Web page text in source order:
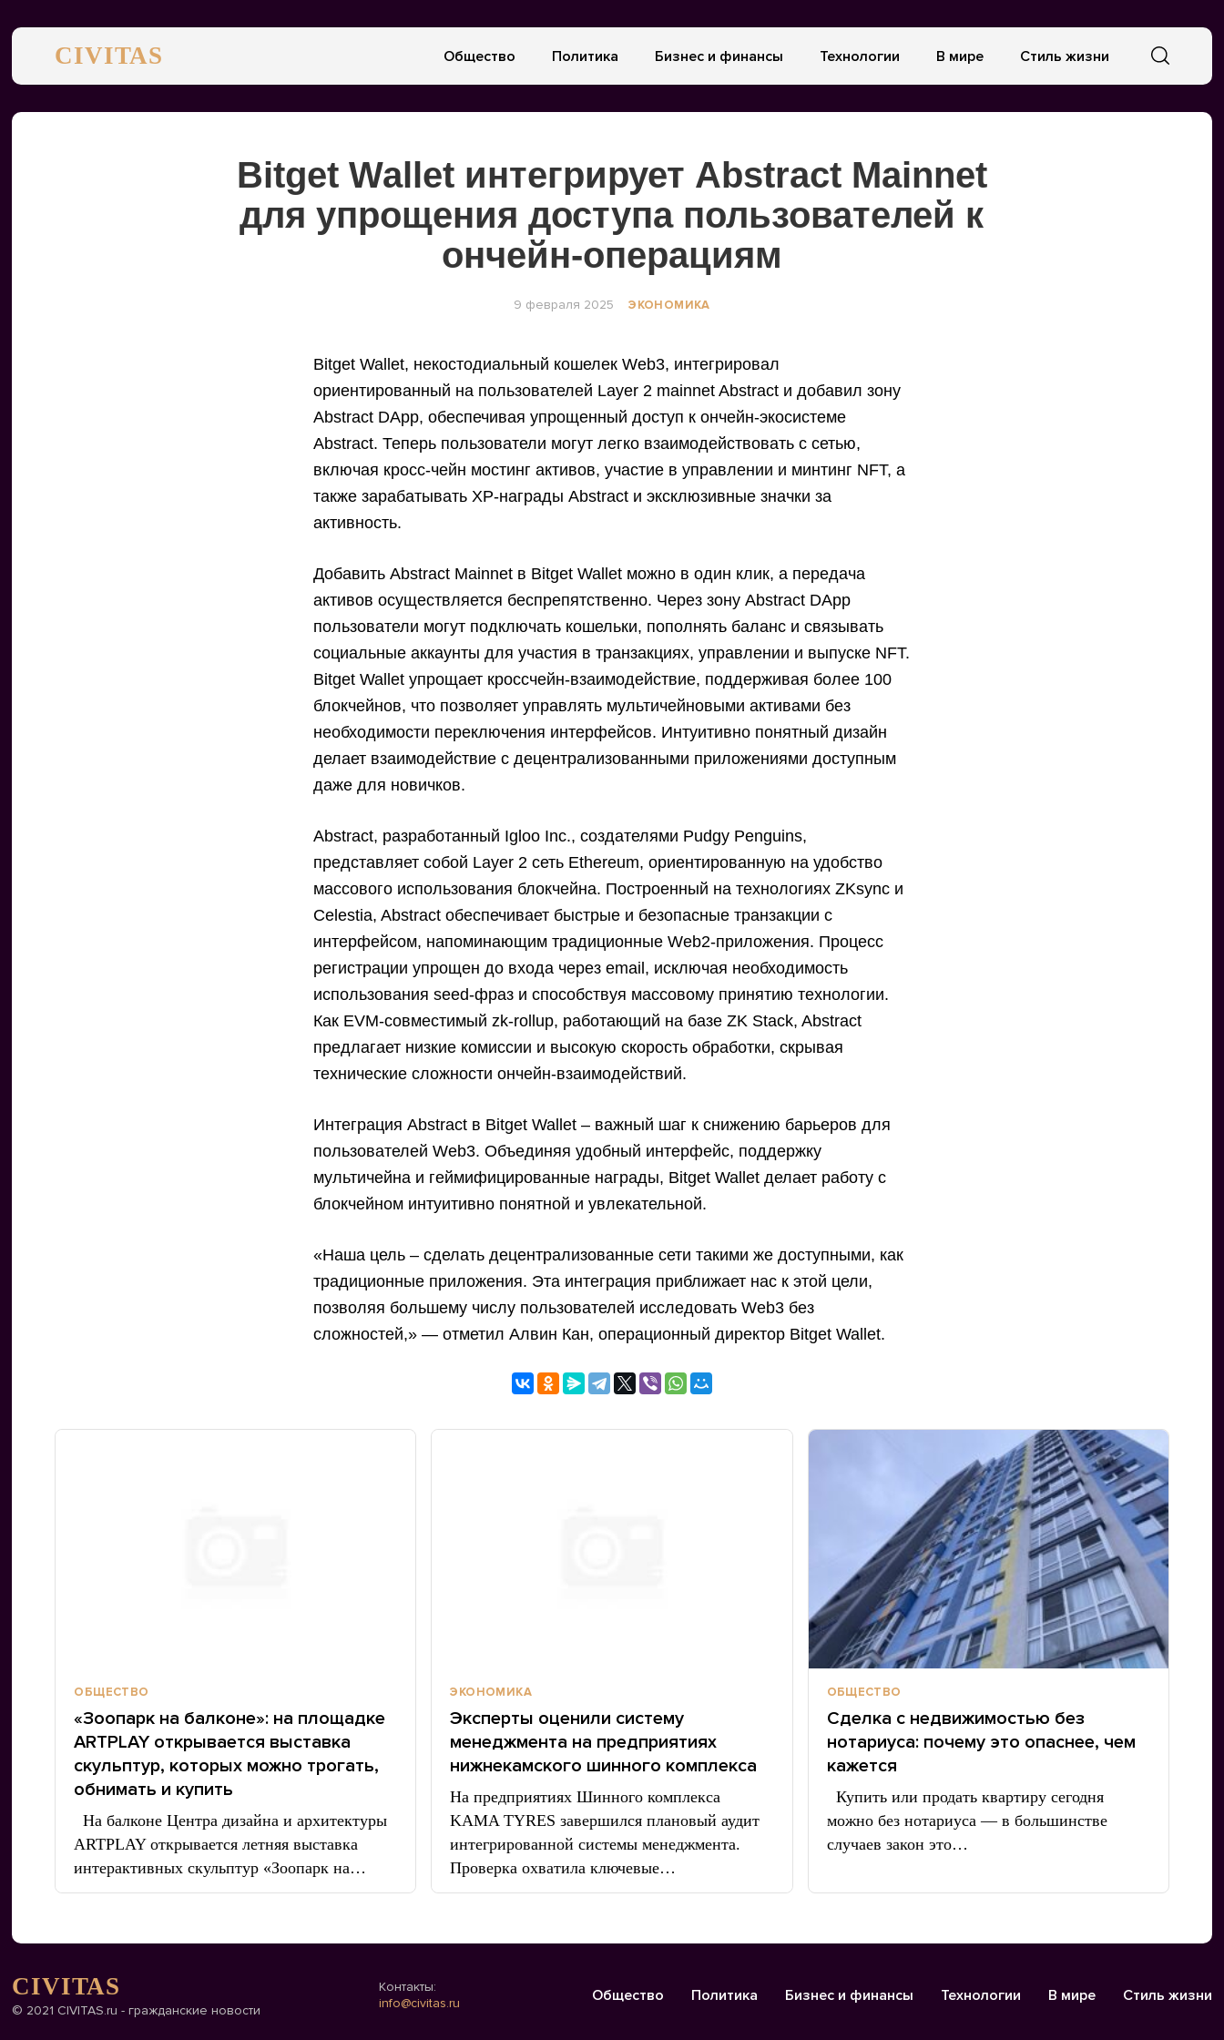
CIVITAS Общество Политика Бизнес и финансы Технологии В мире Стиль жизни
Bitget Wallet интегрирует Abstract Mainnet
для упрощения доступа пользователей к
ончейн-операциям
9 февраля 2025 ЭКОНОМИКА
Bitget Wallet, некостодиальный кошелек Web3, интегрировал
ориентированный на пользователей Layer 2 mainnet Abstract и добавил зону
Abstract DApp, обеспечивая упрощенный доступ к ончейн-экосистеме
Abstract. Теперь пользователи могут легко взаимодействовать с сетью,
включая кросс-чейн мостинг активов, участие в управлении и минтинг NFT, а
также зарабатывать XP-награды Abstract и эксклюзивные значки за
активность.
Добавить Abstract Mainnet в Bitget Wallet можно в один клик, а передача
активов осуществляется беспрепятственно. Через зону Abstract DApp
пользователи могут подключать кошельки, пополнять баланс и связывать
социальные аккаунты для участия в транзакциях, управлении и выпуске NFT.
Bitget Wallet упрощает кроссчейн-взаимодействие, поддерживая более 100
блокчейнов, что позволяет управлять мультичейновыми активами без
необходимости переключения интерфейсов. Интуитивно понятный дизайн
делает взаимодействие с децентрализованными приложениями доступным
даже для новичков.
Abstract, разработанный Igloo Inc., создателями Pudgy Penguins,
представляет собой Layer 2 сеть Ethereum, ориентированную на удобство
массового использования блокчейна. Построенный на технологиях ZKsync и
Celestia, Abstract обеспечивает быстрые и безопасные транзакции с
интерфейсом, напоминающим традиционные Web2-приложения. Процесс
регистрации упрощен до входа через email, исключая необходимость
использования seed-фраз и способствуя массовому принятию технологии.
Как EVM-совместимый zk-rollup, работающий на базе ZK Stack, Abstract
предлагает низкие комиссии и высокую скорость обработки, скрывая
технические сложности ончейн-взаимодействий.
Интеграция Abstract в Bitget Wallet – важный шаг к снижению барьеров для
пользователей Web3. Объединяя удобный интерфейс, поддержку
мультичейна и геймифицированные награды, Bitget Wallet делает работу с
блокчейном интуитивно понятной и увлекательной.
«Наша цель – сделать децентрализованные сети такими же доступными, как
традиционные приложения. Эта интеграция приближает нас к этой цели,
позволяя большему числу пользователей исследовать Web3 без
сложностей,» — отметил Алвин Кан, операционный директор Bitget Wallet.
ОБЩЕСТВО
«Зоопарк на балконе»: на площадке
ARTPLAY открывается выставка
скульптур, которых можно трогать,
обнимать и купить
На балконе Центра дизайна и архитектуры
ARTPLAY открывается летняя выставка
интерактивных скульптур «Зоопарк на…
ЭКОНОМИКА
Эксперты оценили систему
менеджмента на предприятиях
нижнекамского шинного комплекса
На предприятиях Шинного комплекса
KAMA TYRES завершился плановый аудит
интегрированной системы менеджмента.
Проверка охватила ключевые…
ОБЩЕСТВО
Сделка с недвижимостью без
нотариуса: почему это опаснее, чем
кажется
Купить или продать квартиру сегодня
можно без нотариуса — в большинстве
случаев закон это…
CIVITAS
© 2021 CIVITAS.ru - гражданские новости
Контакты:
info@civitas.ru
Общество Политика Бизнес и финансы Технологии В мире Стиль жизни